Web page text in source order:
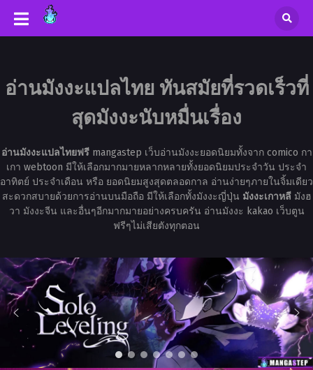
อ่านมังงะแปลไทย ทันสมัยที่รวดเร็วที่
สุดมังงะนับหมื่นเรื่อง
อ่านมังงะแปลไทยฟรีmangastep เว็บอ่านมังงะยอดนิยมทั้งจาก comico กา
เกา webtoon มีให้เลือกมากมายหลากหลายทั้งยอดนิยมประจำวัน ประจำ
อาทิตย์ ประจำเดือน หรือ ยอดนิยมสูงสุดตลอดกาล อ่านง่ายๆภายในจิ้มเดียว
สะดวกสบายด้วยการอ่านบนมือถือ มีให้เลือกทั้งมังงะญี่ปุ่น มังงะเกาหลีมังฮ
วา มังงะจีน และอื่นๆอีกมากมายอย่างครบครัน อ่านมังงะ kakao เว็บตูน
ฟรีๆไม่เสียตังทุกตอน